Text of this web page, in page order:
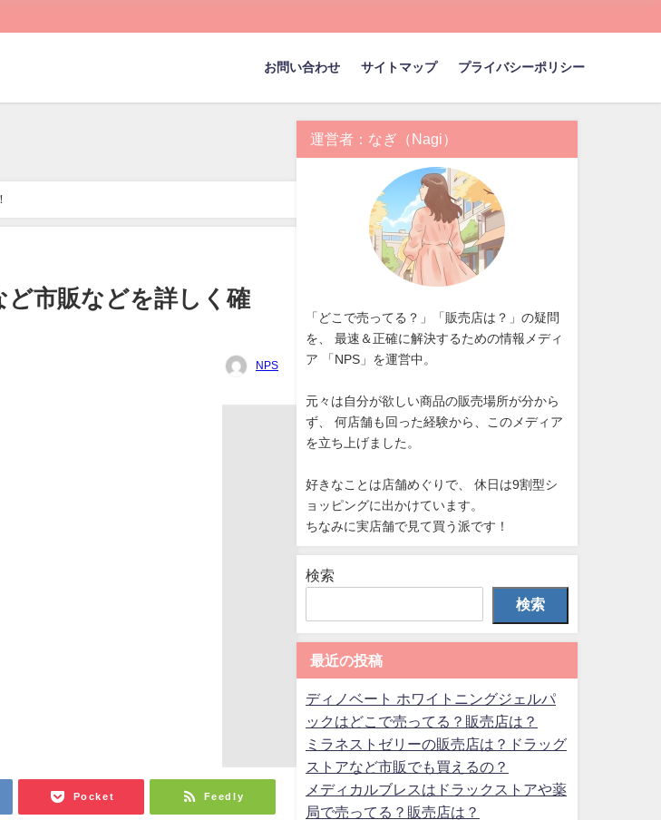
お問い合わせ サイトマップ プライバシーポリシー
市販などを詳しく確
NPS
Pocket Feedly
運営者：なぎ（Nagi）
「どこで売ってる？」「販売店は？」の疑問
を、 最速＆正確に解決するための情報メディ
ア 「NPS」を運営中。
元々は自分が欲しい商品の販売場所が分から
ず、 何店舗も回った経験から、このメディア
を立ち上げました。
好きなことは店舗めぐりで、 休日は9割型シ
ョッピングに出かけています。
ちなみに実店舗で見て買う派です！
検索
検索
最近の投稿
ディノベート ホワイトニングジェルパ
ックはどこで売ってる？販売店は？
ミラネストゼリーの販売店は？ドラッグ
ストアなど市販でも買えるの？
メディカルブレスはドラックストアや薬
局で売ってる？販売店は？